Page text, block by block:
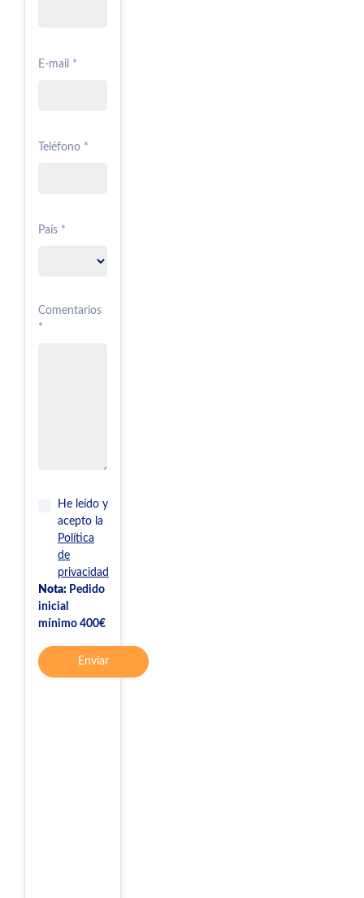
E-mail *
Teléfono *
País *
Comentarios
*
He leído y
acepto la
Política
de
privacidad
Nota: Pedido
inicial
mínimo 400€
Enviar